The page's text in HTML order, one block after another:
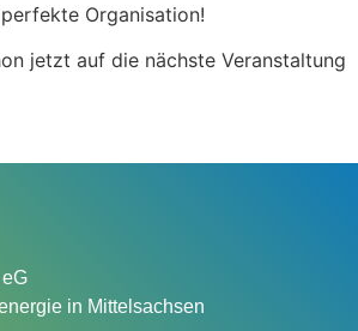
Organisation!
jetzt auf die nächste Veranstaltung
in Mittelsachsen